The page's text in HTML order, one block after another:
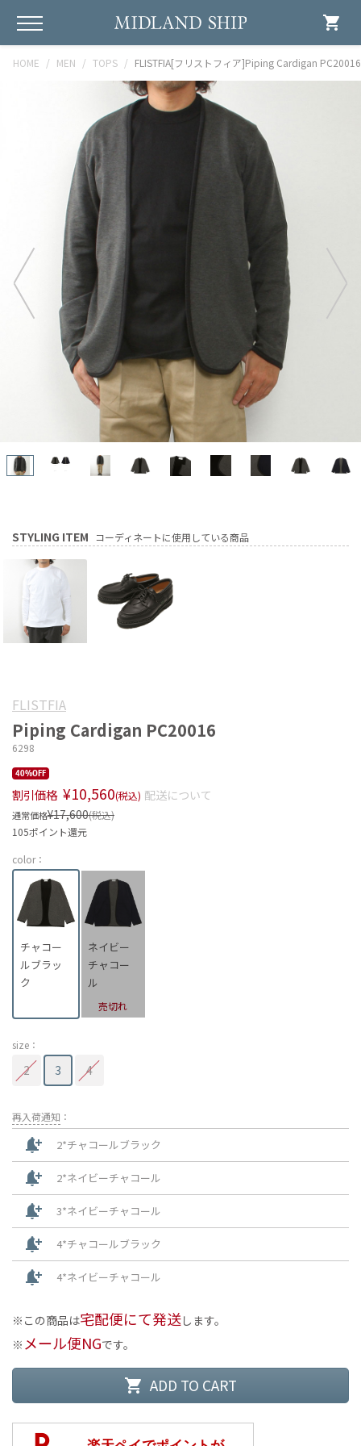
shopping_cart
HOME MEN TOPS FLISTFIA[フリストフィア]Piping Cardigan PC20016
STYLING ITEM コーディネートに使用している商品
FLISTFIA
Piping Cardigan PC20016
6298
40%OFF
割引価格 ¥10,560(税込) 配送について
通常価格¥17,600(税込)
105ポイント還元
color：
チャコー
ルブラッ
ク
ネイビー
チャコー
ル
売切れ
size：
2 3 4
再入荷通知 ：
notification_add 2*チャコールブラック
notification_add 2*ネイビーチャコール
notification_add 3*ネイビーチャコール
notification_add 4*チャコールブラック
notification_add 4*ネイビーチャコール
この商品は宅配便にて発送します。
メール便NGです。
shopping_cart ADD TO CART